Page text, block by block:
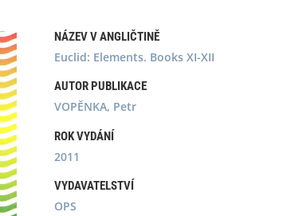
NÁZEV V ANGLIČTINĚ
Euclid: Elements. Books XI-XII
AUTOR PUBLIKACE
VOPĚNKA, Petr
ROK VYDÁNÍ
2011
VYDAVATELSTVÍ
OPS